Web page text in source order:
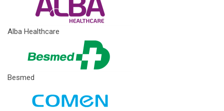
Alba Healthcare
Besmed